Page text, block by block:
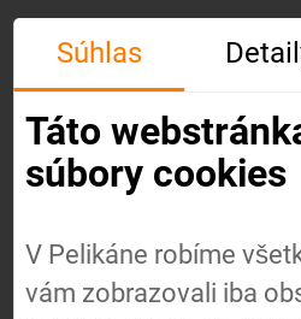
Úvod
Súhlas
Táto
súbory cookies
V Pelikáne robíme
vám zobrazovali iba